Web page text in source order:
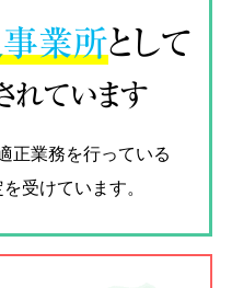
事業所として
れています
正業務を行っている
受けています。